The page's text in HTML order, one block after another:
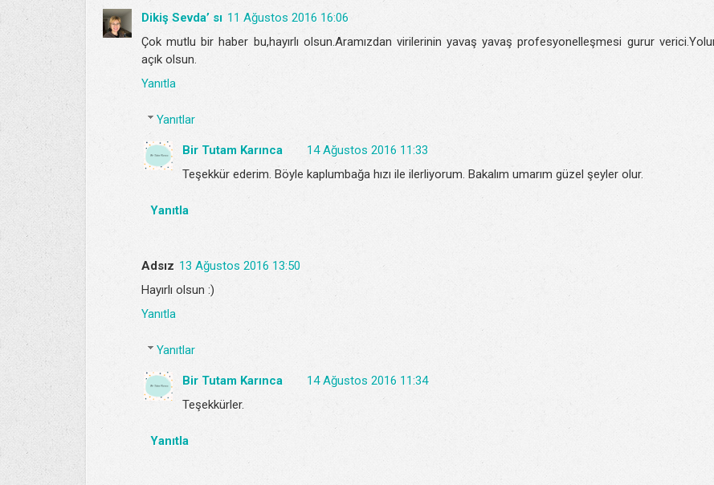
Dikiş Sevda’ sı 11 Ağustos 2016 16:06
Çok mutlu bir haber bu,hayırlı olsun.Aramızdan virilerinin yavaş yavaş profesyonelleşmesi gurur
açık olsun.
Yanıtla
Yanıtlar
Bir Tutam Karınca
14 Ağustos 2016 11:33
Teşekkür ederim. Böyle kaplumbağa hızı ile ilerliyorum. Bakalım umarım güzel şeyler olur.
Yanıtla
Adsız 13 Ağustos 2016 13:50
Hayırlı olsun :)
Yanıtla
Yanıtlar
Bir Tutam Karınca
14 Ağustos 2016 11:34
Teşekkürler.
Yanıtla